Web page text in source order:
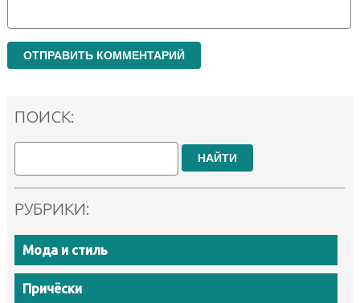
ПОИСК:
НАЙТИ
РУБРИКИ:
Мода и стиль
Причёски